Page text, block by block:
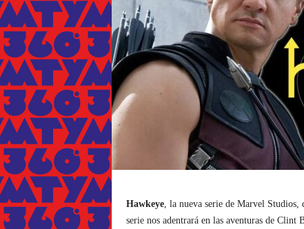
Hawkeye, la nueva serie de Marvel Studios,
serie nos adentrará en las aventuras de